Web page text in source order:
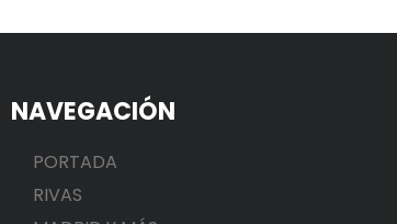
NAVEGACIÓN
PORTADA
RIVAS